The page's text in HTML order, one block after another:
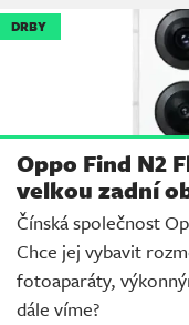
DRBY
Oppo Find N2
velkou zadní
Čínská společnost
Chce jej vybavit
fotoaparáty,
dále víme?